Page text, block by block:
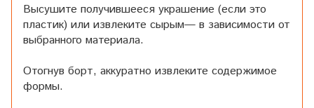
Высушите получившееся украшение (если это
пластик) или извлеките сырым— в зависимости от
выбранного материала.
Отогнув борт, аккуратно извлеките содержимое
формы.